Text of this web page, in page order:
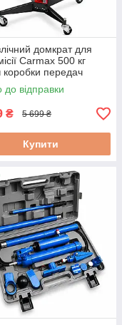
домкрат для
Carmax 500 кг
коробки передач
автосервісу
до відправки
₴ 5 699 ₴
Купити